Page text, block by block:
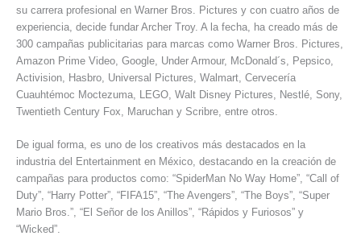
su carrera profesional en Warner Bros. Pictures y con cuatro años de
experiencia, decide fundar Archer Troy. A la fecha, ha creado más de
300 campañas publicitarias para marcas como Warner Bros. Pictures,
Amazon Prime Video, Google, Under Armour, McDonald´s, Pepsico,
Activision, Hasbro, Universal Pictures, Walmart, Cervecería
Cuauhtémoc Moctezuma, LEGO, Walt Disney Pictures, Nestlé, Sony,
Twentieth Century Fox, Maruchan y Scribre, entre otros.
De igual forma, es uno de los creativos más destacados en la
industria del Entertainment en México, destacando en la creación de
campañas para productos como: “SpiderMan No Way Home”, “Call of
Duty”, “Harry Potter”, “FIFA15”, “The Avengers”, “The Boys”, “Super
Mario Bros.”, “El Señor de los Anillos”, “Rápidos y Furiosos” y
“Wicked”.